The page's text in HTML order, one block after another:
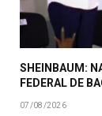
SHEINBAUM:
FEDERAL DE
07/08/2026